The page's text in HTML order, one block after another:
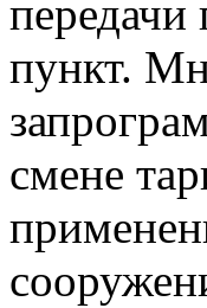
пункт.
смене